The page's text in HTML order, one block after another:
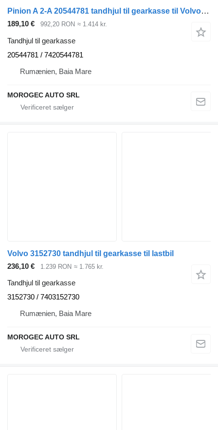
Pinion A 2-A 20544781 tandhjul til gearkasse til Volvo Renault lastbil
189,10 € 992,20 RON ≈ 1.414 kr.
Tandhjul til gearkasse
20544781 / 7420544781
Rumænien, Baia Mare
MOROGEC AUTO SRL
Volvo 3152730 tandhjul til gearkasse til lastbil
236,10 €
1.239 RON ≈ 1.765 kr.
Tandhjul til gearkasse
3152730 / 7403152730
Rumænien, Baia Mare
MOROGEC AUTO SRL